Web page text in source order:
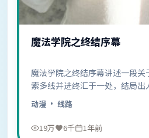
魔法学院之终结序幕
魔法学院之终结序幕讲述一段关
索多线并进终汇于一处，结局
中……
动漫 · 线路
19万 6千 1年前